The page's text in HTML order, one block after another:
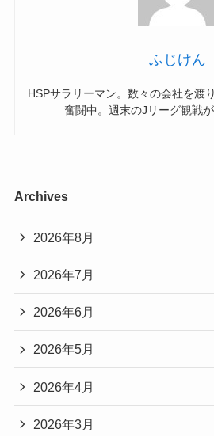
ふじけん
HSPサラリーマン。数々の会社を渡
奮闘中。週末のJリーグ観戦
Archives
2026年8月
2026年7月
2026年6月
2026年5月
2026年4月
2026年3月